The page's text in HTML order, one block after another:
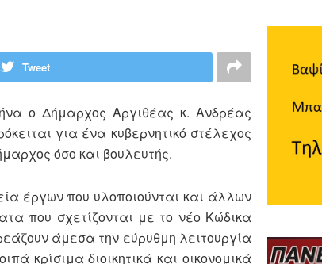
Tweet
ο Δήμαρχος Αργιθέας κ. Ανδρέας
για ένα κυβερνητικό στέλεχος
όσο και βουλευτής.
έργων που υλοποιούνται και άλλων
που σχετίζονται με το νέο Κώδικα
άμεσα την εύρυθμη λειτουργία
κρίσιμα διοικητικά και οικονομικά